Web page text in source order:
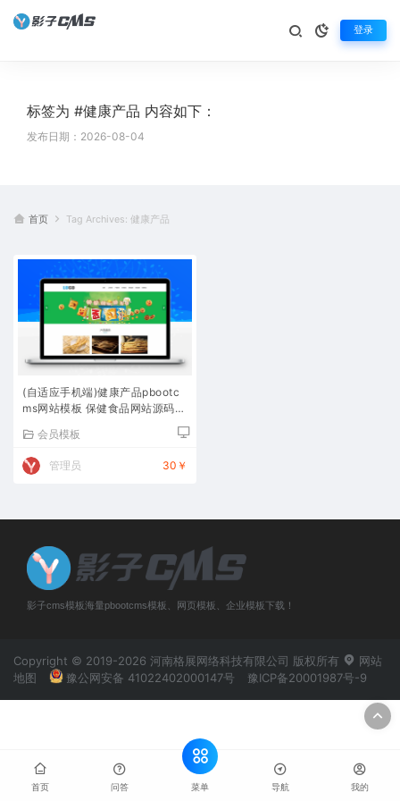
登录
标签为 #健康产品 内容如下：
发布日期：2026-08-04
首页 Tag Archives: 健康产品
(自适应手机端)健康产品pbootc
ms网站模板 保健食品网站源码下
会员模板
管理员 30￥
影子cms模板海量pbootcms模板、网页模板、企业模板下载！
Copyright © 2019-2026 河南格展网络科技有限公司 版权所有
网站
地图
豫公网安备 41022402000147号 豫ICP备20001987号-9
首页 问答 菜单 导航 我的